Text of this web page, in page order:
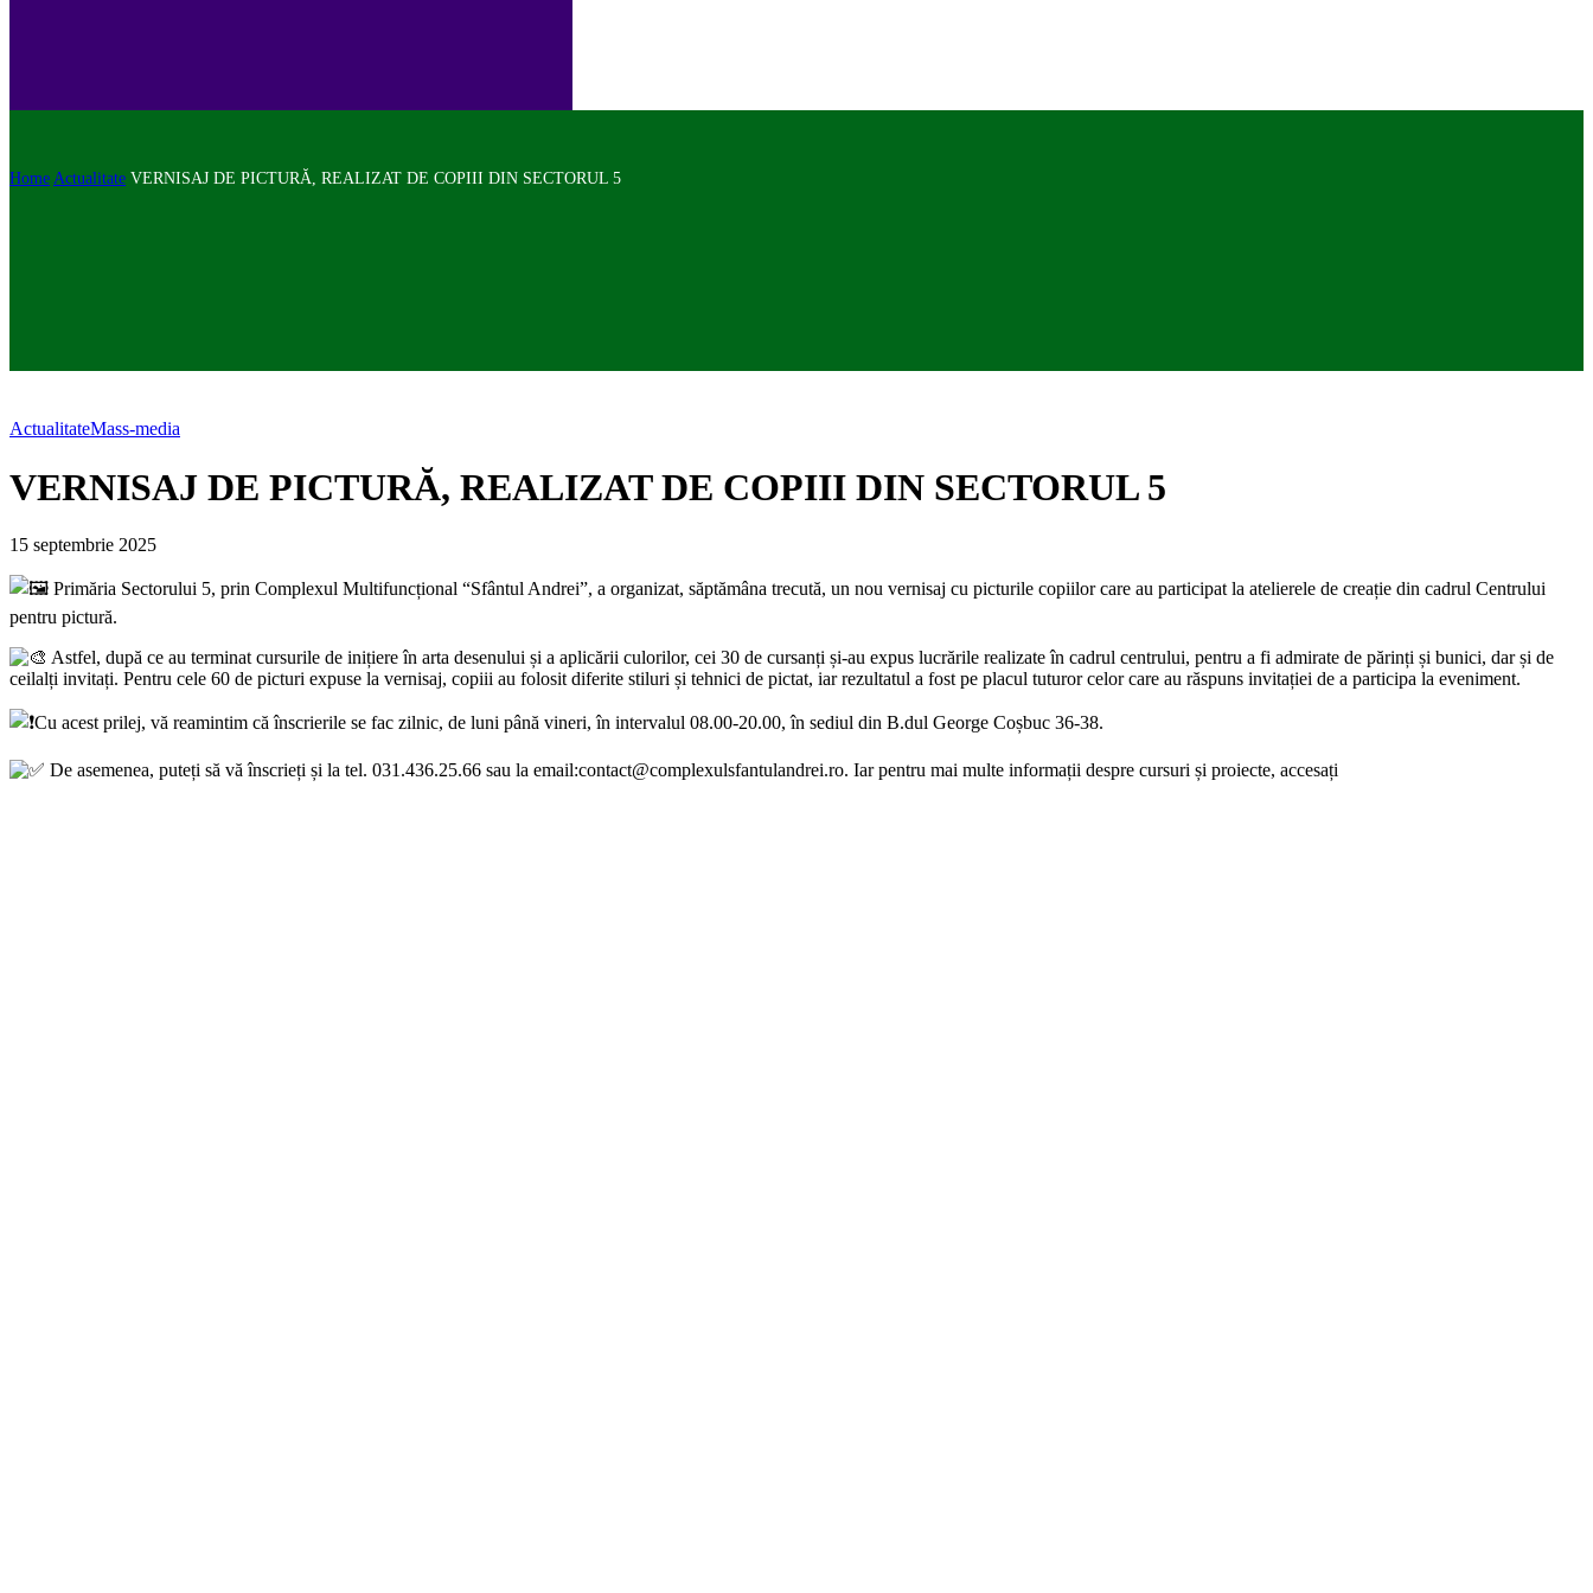
Home Actualitate VERNISAJ DE PICTURĂ, REALIZAT DE COPIII DIN SECTORUL 5
ActualitateMass-media
VERNISAJ DE PICTURĂ, REALIZAT DE COPIII DIN SECTORUL 5
15 septembrie 2025
Primăria Sectorului 5, prin Complexul Multifuncțional “Sfântul Andrei”, a organizat, săptămâna trecută, un nou vernisaj cu picturile copiilor care au participat la atelierele de creație din cadrul Centrului
pentru pictură.
Astfel, după ce au terminat cursurile de inițiere în arta desenului și a aplicării culorilor, cei 30 de cursanți și-au expus lucrările realizate în cadrul centrului, pentru a fi admirate de părinți și bunici, dar și de
ceilalți invitați. Pentru cele 60 de picturi expuse la vernisaj, copiii au folosit diferite stiluri și tehnici de pictat, iar rezultatul a fost pe placul tuturor celor care au răspuns invitației de a participa la eveniment.
Cu acest prilej, vă reamintim că înscrierile se fac zilnic, de luni până vineri, în intervalul 08.00-20.00, în sediul din B.dul George Coșbuc 36-38.
De asemenea, puteți să vă înscrieți și la tel. 031.436.25.66 sau la email:contact@complexulsfantulandrei.ro. Iar pentru mai multe informații despre cursuri și proiecte, accesați